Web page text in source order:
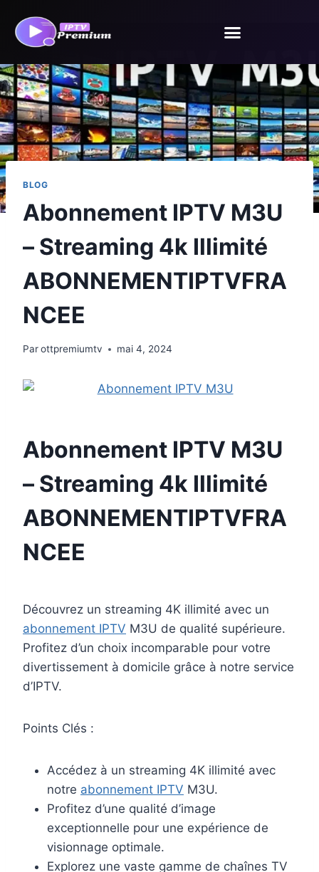
BLOG
Abonnement IPTV M3U
– Streaming 4k Illimité
ABONNEMENTIPTVFRA
NCEE
Parottpremiumtv mai 4, 2024
Abonnement IPTV M3U
– Streaming 4k Illimité
ABONNEMENTIPTVFRA
NCEE
Découvrez un streaming 4K illimité avec un
abonnement IPTV M3U de qualité supérieure.
Profitez d’un choix incomparable pour votre
divertissement à domicile grâce à notre service
d’IPTV.
Points Clés :
Accédez à un streaming 4K illimité avec
notre abonnement IPTV M3U.
Profitez d’une qualité d’image
exceptionnelle pour une expérience de
visionnage optimale.
Explorez une vaste gamme de chaînes TV